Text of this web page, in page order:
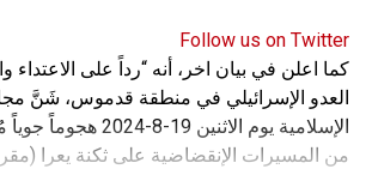
Follow us on Twitter
كما اعلن في بيان اخر، أنه “رداً على الاعتداء
العدو الإسرائيلي في منطقة قدموس، شَنَّ
الإسلامية يوم الاثنين 19-
من المسيرات الإنقضاضية على ثكنة يعرا (مقر